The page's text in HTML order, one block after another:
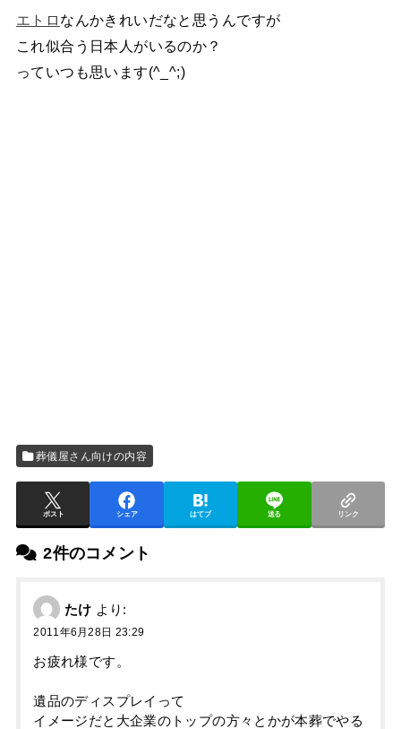
エトロ なんかきれいだなと思うんですが
これ似合う日本人がいるのか？
っていつも思います(^_^;)
葬儀屋さん向けの内容
ポスト シェア はてブ 送る リンク
2件のコメント
たけ より:
2011年6月28日 23:29
お疲れ様です。
遺品のディスプレイって
イメージだと大企業のトップの方々とかが本葬でやる